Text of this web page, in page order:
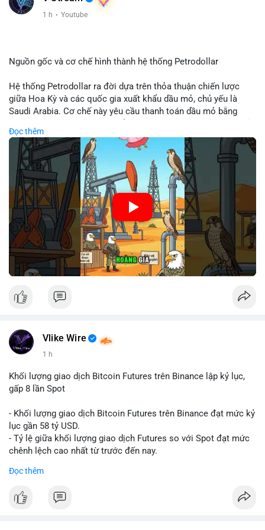
Xem chi tiết các bài viết đầy đủ tại dòng thời gian của Vlike.vn!
1 h · Youtube
Nguồn gốc và cơ chế hình thành hệ thống Petrodollar
Hệ thống Petrodollar ra đời dựa trên thỏa thuận chiến lược
giữa Hoa Kỳ và các quốc gia xuất khẩu dầu mỏ, chủ yếu là
Saudi Arabia. Cơ chế này yêu cầu thanh toán dầu mỏ bằng
đồng tiền này trong thương mại quốc tế. Sự thống trị của
Petrodollar đóng vai trò then chốt trong việc củng cố sức
mạnh tài chính Mỹ và ảnh hưởng trực tiếp đến dòng vốn toàn
cầu.
🎥 Xem video trực tiếp tại:
Nguồn: Cú Thông Thái
Đọc thêm
Vlike Wire
1 h
Khối lượng giao dịch Bitcoin Futures trên Binance lập kỷ lục,
gấp 8 lần Spot
- Khối lượng giao dịch Bitcoin Futures trên Binance đạt mức kỷ
lục gần 58 tỷ USD.
- Tỷ lệ giữa khối lượng giao dịch Futures so với Spot đạt mức
chênh lệch cao nhất từ trước đến nay.
dịch Spot.
#binance #btc
Đọc thêm